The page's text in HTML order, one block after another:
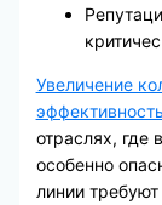
Увеличение
отраслях, где
особенно
линии